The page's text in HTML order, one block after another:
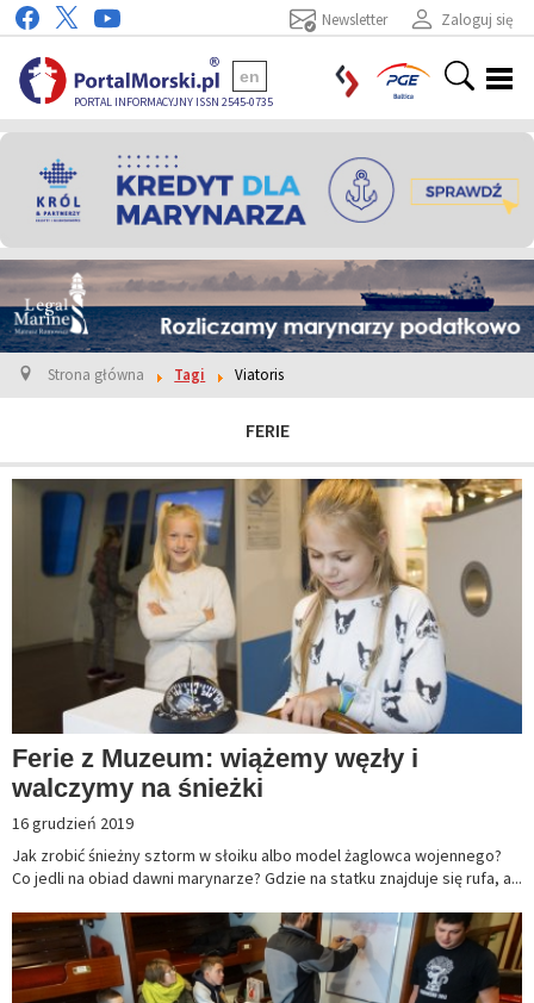
Zaloguj się
Newsletter
PORTAL INFORMACYJNY ISSN 2545-0735
en
Strona główna Tagi Viatoris
FERIE
Ferie z Muzeum: wiążemy węzły i
walczymy na śnieżki
16 grudzień 2019
Jak zrobić śnieżny sztorm w słoiku albo model żaglowca wojennego?
Co jedli na obiad dawni marynarze? Gdzie na statku znajduje się rufa, a...